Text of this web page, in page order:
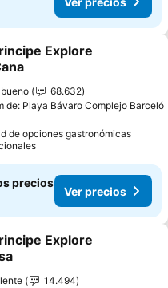
a favoritos
Explore
68.632
de: Playa Bávaro Complejo Barceló
de opciones gastronómicas
precios
Ver precios
a favoritos
Explore
14.494